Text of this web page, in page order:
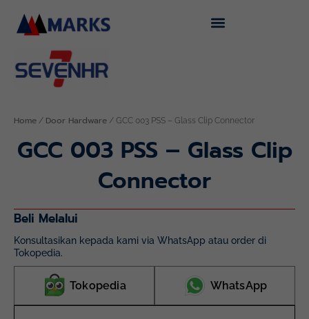
content
Home / Door Hardware / GCC 003 PSS – Glass Clip Connector
GCC 003 PSS – Glass Clip
Connector
Beli Melalui
Konsultasikan kepada kami via WhatsApp atau order di
Tokopedia.
Tokopedia WhatsApp